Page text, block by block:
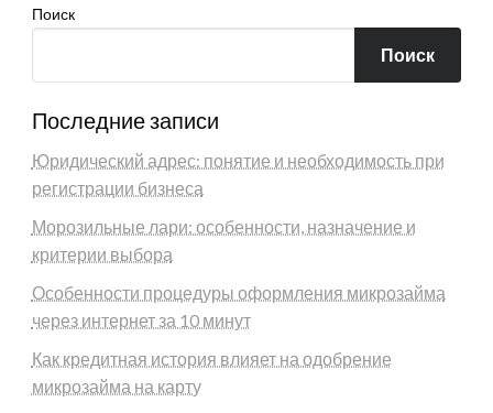
Поиск
Поиск
Последние записи
Юридический адрес: понятие и необходимость при
регистрации бизнеса
Морозильные лари: особенности, назначение и
критерии выбора
Особенности процедуры оформления микрозайма
через интернет за 10 минут
Как кредитная история влияет на одобрение
микрозайма на карту